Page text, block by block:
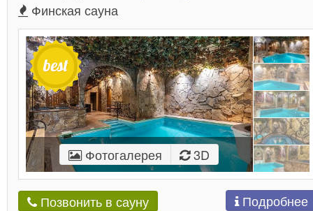
Финская сауна
Фотогалерея 3D
Позвонить в сауну Подробнее